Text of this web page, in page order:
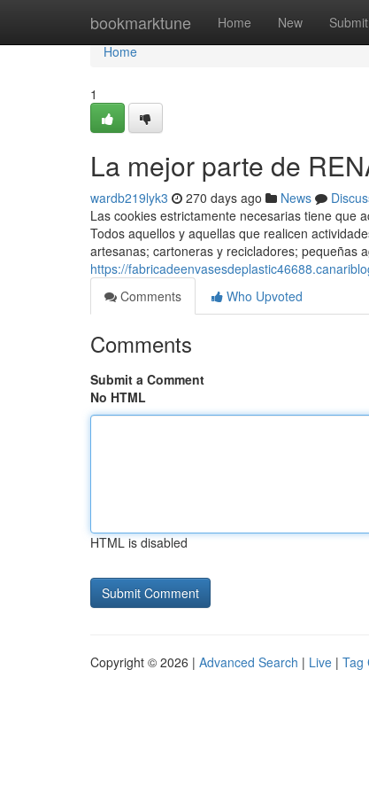
bookmarktune Home New Submit
Home
Home
1
La mejor parte de
wardb219lyk3 270 days ago News
Las cookies estrictamente necesarias tiene que
Todos aquellos y aquellas que realicen
artesanas; cartoneras y recicladores; pequeñas
https://
Comments
Who Upvoted
Comments
Submit a Comment
No HTML
HTML is disabled
Copyright © 2026 | Advanced Search | Live | Tag